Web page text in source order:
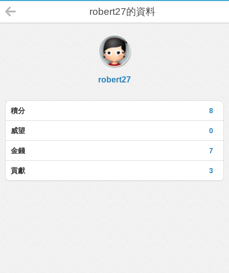
robert27的資料
robert27
8
積分
0
威望
7
金錢
3
貢獻